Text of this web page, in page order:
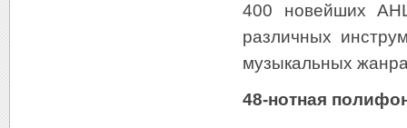
400 новейших
различных
музыкальных
48-нотная